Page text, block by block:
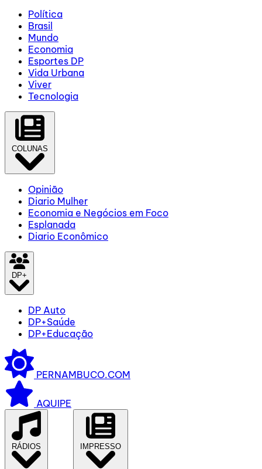
Política
Brasil
Mundo
Economia
Esportes DP
Vida Urbana
Viver
Tecnologia
COLUNAS
Opinião
Diario Mulher
Economia e Negócios em Foco
Esplanada
Diario Econômico
DP+
DP Auto
DP+Saúde
DP+Educação
PERNAMBUCO.COM
AQUIPE
RÁDIOS IMPRESSO